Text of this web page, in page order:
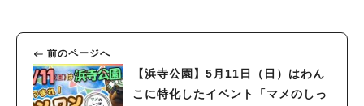
前のページへ
【浜寺公園】5月11日（日）はわん
こに特化したイベント「マメのしっ